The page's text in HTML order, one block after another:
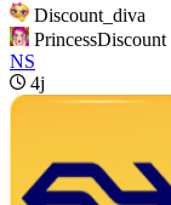
Discount_diva
PrincessDiscount
NS
4j